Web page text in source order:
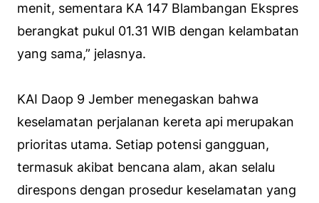
menit, sementara KA 147 Blambangan Ekspres
berangkat pukul 01.31 WIB dengan kelambatan
yang sama,” jelasnya.
KAI Daop 9 Jember menegaskan bahwa
keselamatan perjalanan kereta api merupakan
prioritas utama. Setiap potensi gangguan,
termasuk akibat bencana alam, akan selalu
direspons dengan prosedur keselamatan yang